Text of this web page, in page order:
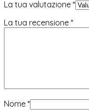
La tua valutazione *
La tua recensione *
Nome *